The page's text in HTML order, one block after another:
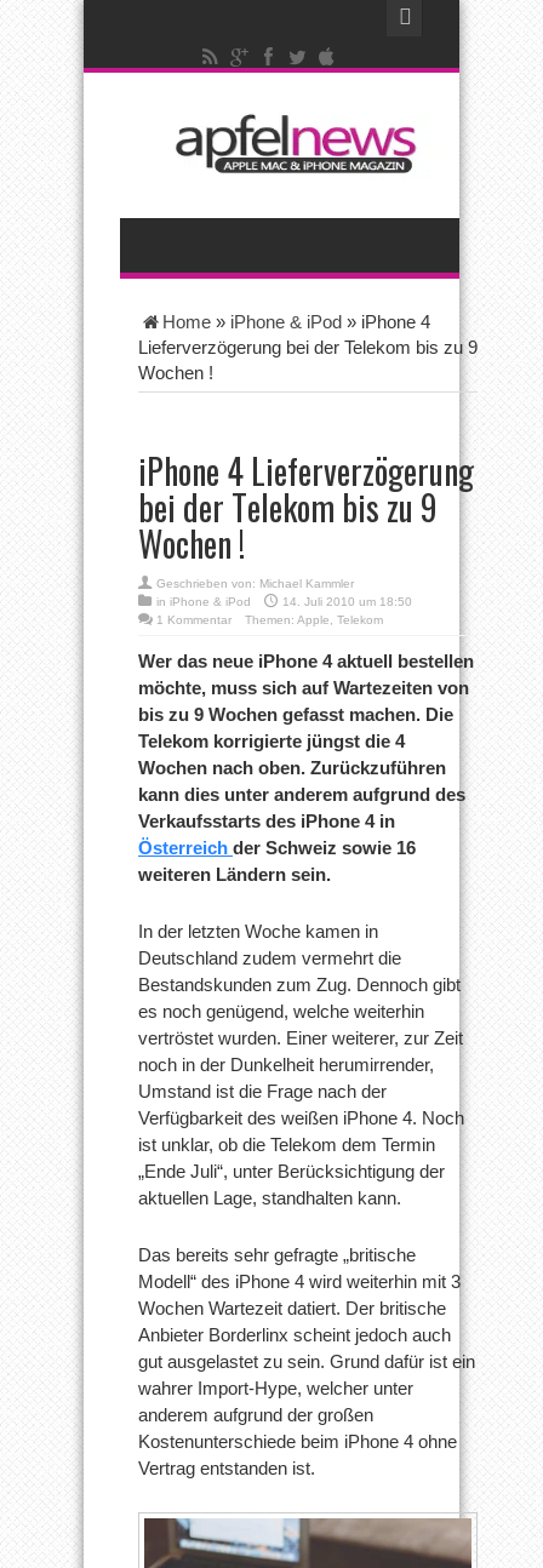
Home » iPhone & iPod » iPhone 4
Lieferverzögerung bei der Telekom bis zu 9
Wochen !
iPhone 4 Lieferverzögerung
bei der Telekom bis zu 9
Wochen !
Geschrieben von: Michael Kammler
in iPhone & iPod
14. Juli 2010 um 18:50
1 Kommentar
Themen: Apple Telekom
Wer das neue iPhone 4 aktuell bestellen
möchte, muss sich auf Wartezeiten von
bis zu 9 Wochen gefasst machen. Die
Telekom korrigierte jüngst die 4
Wochen nach oben. Zurückzuführen
kann dies unter anderem aufgrund des
Verkaufsstarts des iPhone 4 in
Österreich der Schweiz sowie 16
weiteren Ländern sein.
In der letzten Woche kamen in
Deutschland zudem vermehrt die
Bestandskunden zum Zug. Dennoch gibt
es noch genügend, welche weiterhin
vertröstet wurden. Einer weiterer, zur Zeit
noch in der Dunkelheit herumirrender,
Umstand ist die Frage nach der
Verfügbarkeit des weißen iPhone 4. Noch
ist unklar, ob die Telekom dem Termin
„Ende Juli“, unter Berücksichtigung der
aktuellen Lage, standhalten kann.
Das bereits sehr gefragte „britische
Modell“ des iPhone 4 wird weiterhin mit 3
Wochen Wartezeit datiert. Der britische
Anbieter Borderlinx scheint jedoch auch
gut ausgelastet zu sein. Grund dafür ist ein
wahrer Import-Hype, welcher unter
anderem aufgrund der großen
Kostenunterschiede beim iPhone 4 ohne
Vertrag entstanden ist.